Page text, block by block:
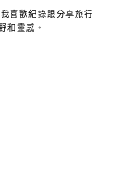
喜歡紀錄跟分享旅行
和靈感。